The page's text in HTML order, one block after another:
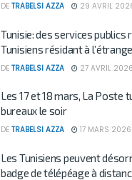
DE TRABELSI AZZA 29 AVRIL
Tunisie: des services publics
Tunisiens résidant à
DE TRABELSI AZZA 27 AVRIL 2026
Les 17 et 18 mars, La Poste
bureaux le soir
DE TRABELSI AZZA 17 MARS 2026
Les Tunisiens peuvent
badge de télépéage à